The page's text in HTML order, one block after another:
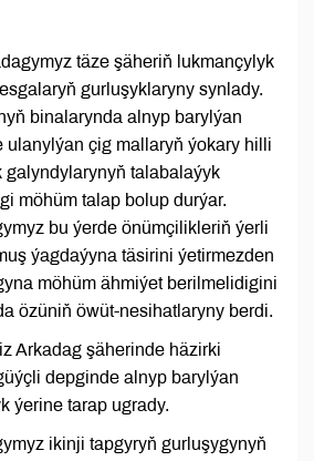
täze şäheriň lukmançylyk
gurluşyklaryny synlady.
binalarynda alnyp barylýan
ulanylýan çig mallaryň ýokary hilli
galyndylarynyň talabalaýyk
möhüm talap bolup durýar.
bu ýerde önümçilikleriň ýerli
ýagdaýyna täsirini ýetirmezden
möhüm ähmiýet berilmelidigini
özüniň öwüt-nesihatlaryny berdi.
Arkadag şäherinde häzirki
depginde alnyp barylýan
ýerine tarap ugrady.
ikinji tapgyryň gurluşygynyň